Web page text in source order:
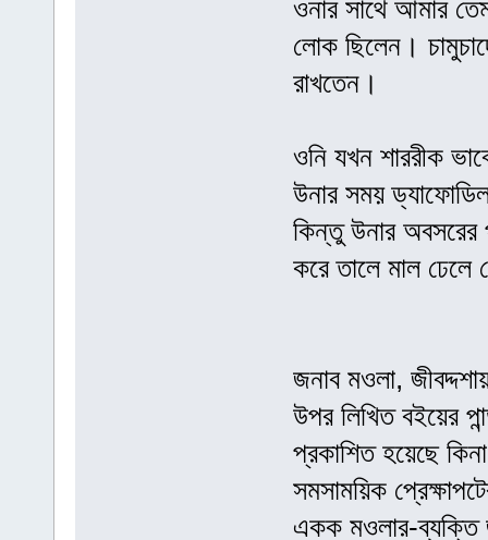
ওনার সাথে আমার
লোক ছিলেন।
রাখতেন।
ওনি যখন শাররীক
উনার সময় ড্যাফোডিল
কিন্তু উনার অবসরের
করে তালে মাল ঢেলে
জনাব মওলা,
উপর লিখিত বইয়ের
প্রকাশিত হয়েছে
সমসাময়িক
একক মওলার-ব্যক্তি